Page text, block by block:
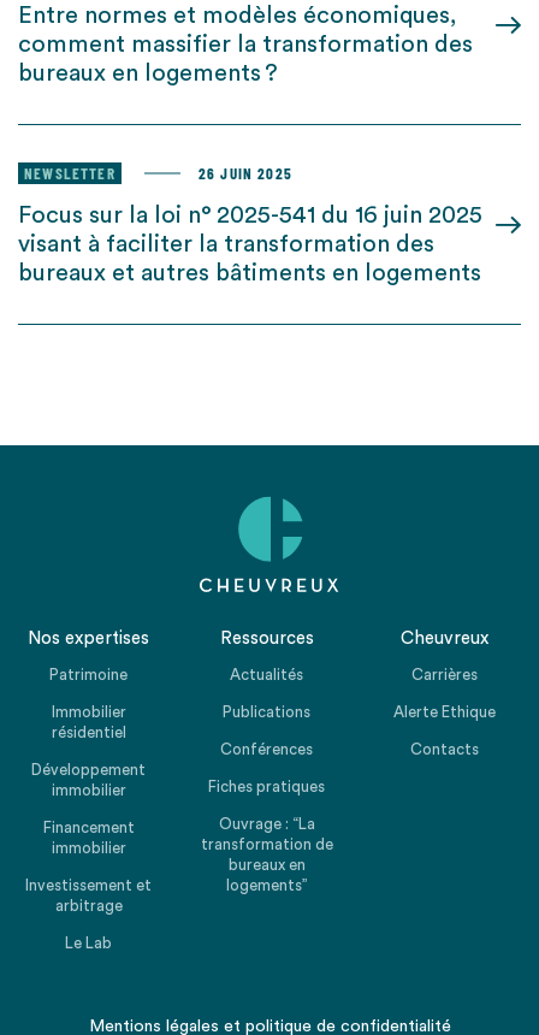
Entre normes et modèles économiques,
comment massifier la transformation des
bureaux en logements ?
NEWSLETTER 26 JUIN 2025
Focus sur la loi n° 2025-541 du 16 juin 2025
visant à faciliter la transformation des
bureaux et autres bâtiments en logements
Nos expertises
Patrimoine
Immobilier
résidentiel
Développement
immobilier
Financement
immobilier
Investissement et
arbitrage
Le Lab
Ressources
Actualités
Publications
Conférences
Fiches pratiques
Ouvrage : “La
transformation de
bureaux en
logements”
Cheuvreux
Carrières
Alerte Ethique
Contacts
Mentions légales et politique de confidentialité